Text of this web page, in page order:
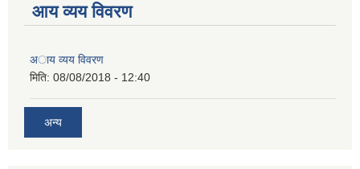
आय व्यय विवरण
अाय व्यय विवरण
मिति: 08/08/2018 - 12:40
अन्य